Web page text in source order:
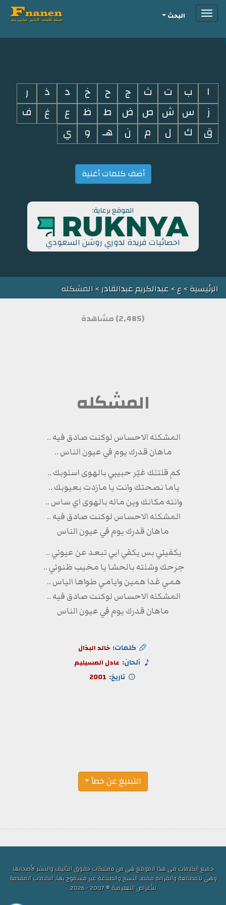
i
Toggleالبحث
ا ب ت ث ج ح خ د ذ
ر
ز
س ش ص ض ط ظ ع غ
ف
ق
ك ل م ن هـ و ي
أضف كلمات أغنية
الموقع برعاية:
احصائيات فريدة لدوري روشن السعودي
الرئيسية>ع>عبدالكريم عبدالقادر> المشكله
(2,485) مشاهدة
المشكله
المشكله الاحساس لوكنت صادق فيه ..
ماهان قدرك يوم في عيون الناس ..
كم قلتلك غيّر حبيبي بالهوى اسلوبك ..
ياما نصحتك وانت يا مازدت بعيوبك ..
وانته مكانك وين ماله بالهوى اي ساس ..
المشكله الاحساس لوكنت صادق فيه ..
ماهان قدرك يوم في عيون الناس
يكفيني بس يكفي ابي تبعد عن عيوني ..
جرحك وشلته بالحشا يا مخيب ظنوني ..
همي غدا همين وايامي طواها الياس ..
المشكله الاحساس لوكنت صادق فيه ..
ماهان قدرك يوم في عيون الناس
كلمات: خالد البذال
ألحان: عادل المسيليم
تاريخ: 2001
التبليغ عن خطأ
جميع الكلمات في هذا الموقع هي من ممتلكات حقوق التأليف والنشر لأصحابها
وهي للمطالعة والقراءة فقط, النسخ والطباعة غير مسموح بها, الكلمات المقدمة
للأغراض التعليمية © 2007 - 2026